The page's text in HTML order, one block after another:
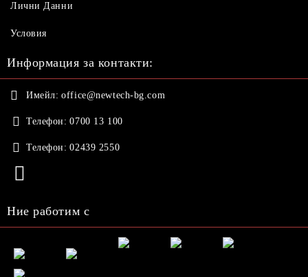
Лични Данни
Условия
Информация за контакти:
Имейл: office@newtech-bg.com
Телефон: 0700 13 100
Телефон: 02439 2550
Ние работим с